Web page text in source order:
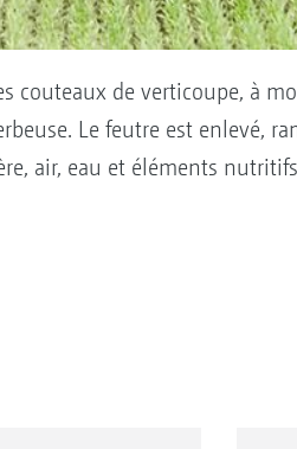
couteaux de verticoupe, à
Le feutre est enlevé,
air, eau et éléments